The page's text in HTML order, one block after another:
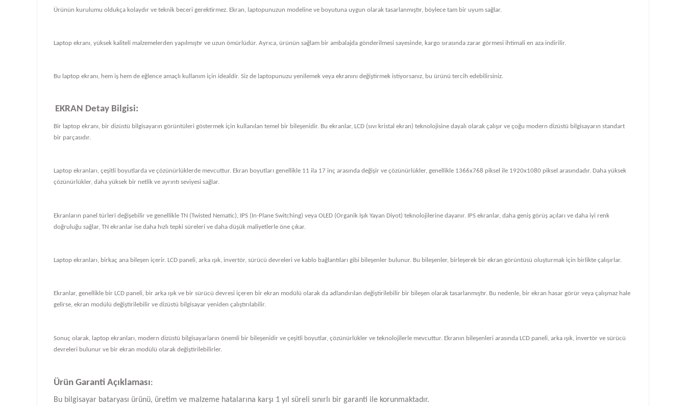
Ürünün kurulumu oldukça kolaydır ve teknik beceri gerektirmez. Ekran, laptopunuzun modeline ve boyutuna uygun olarak tasarlanmıştır, böylece tam bir uyum sağlar.
Laptop ekranı, yüksek kaliteli malzemelerden yapılmıştır ve uzun ömürlüdür. Ayrıca, ürünün sağlam bir ambalajda gönderilmesi sayesinde, kargo sırasında zarar görmesi ihtimali en aza indirilir.
Bu laptop ekranı, hem iş hem de eğlence amaçlı kullanım için idealdir. Siz de laptopunuzu yenilemek veya ekranını değiştirmek istiyorsanız, bu ürünü tercih edebilirsiniz.
EKRAN Detay Bilgisi:
Bir laptop ekranı, bir dizüstü bilgisayarın görüntüleri göstermek için kullanılan temel bir bileşenidir. Bu ekranlar, LCD (sıvı kristal ekran) teknolojisine dayalı olarak çalışır ve çoğu modern dizüstü bilgisayarın standart
bir parçasıdır.
Laptop ekranları, çeşitli boyutlarda ve çözünürlüklerde mevcuttur. Ekran boyutları genellikle 11 ila 17 inç arasında değişir ve çözünürlükler, genellikle 1366x768 piksel ile 1920x1080 piksel arasındadır. Daha yüksek
çözünürlükler, daha yüksek bir netlik ve ayrıntı seviyesi sağlar.
Ekranların panel türleri değişebilir ve genellikle TN (Twisted Nematic), IPS (In-Plane Switching) veya OLED (Organik Işık Yayan Diyot) teknolojilerine dayanır. IPS ekranlar, daha geniş görüş açıları ve daha iyi renk
doğruluğu sağlar, TN ekranlar ise daha hızlı tepki süreleri ve daha düşük maliyetlerle öne çıkar.
Laptop ekranları, birkaç ana bileşen içerir. LCD paneli, arka ışık, invertör, sürücü devreleri ve kablo bağlantıları gibi bileşenler bulunur. Bu bileşenler, birleşerek bir ekran görüntüsü oluşturmak için birlikte çalışırlar.
Ekranlar, genellikle bir LCD paneli, bir arka ışık ve bir sürücü devresi içeren bir ekran modülü olarak da adlandırılan değiştirilebilir bir bileşen olarak tasarlanmıştır. Bu nedenle, bir ekran hasar görür veya çalışmaz hale
gelirse, ekran modülü değiştirilebilir ve dizüstü bilgisayar yeniden çalıştırılabilir.
Sonuç olarak, laptop ekranları, modern dizüstü bilgisayarların önemli bir bileşenidir ve çeşitli boyutlar, çözünürlükler ve teknolojilerle mevcuttur. Ekranın bileşenleri arasında LCD paneli, arka ışık, invertör ve sürücü
devreleri bulunur ve bir ekran modülü olarak değiştirilebilirler.
Ürün Garanti Açıklaması:
Bu bilgisayar bataryası ürünü, üretim ve malzeme hatalarına karşı 1 yıl süreli sınırlı bir garanti ile korunmaktadır.